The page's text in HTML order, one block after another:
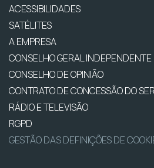
ACESSIBILIDADES
SATÉLITES
A EMPRESA
CONSELHO GERAL INDEPENDENTE
CONSELHO DE OPINIÃO
CONTRATO DE CONCESSÃO DO
RÁDIO E TELEVISÃO
RGPD
GESTÃO DAS DEFINIÇÕES DE